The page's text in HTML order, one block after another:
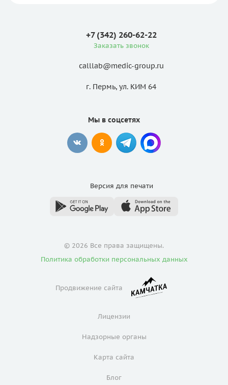
+7 (342) 260-62-22
Заказать звонок
calllab@medic-group.ru
г. Пермь, ул. КИМ 64
Мы в соцсетях
Версия для печати
© 2026 Все права защищены.
Политика обработки персональных данных
Продвижение сайта
Лицензии
Надзорные органы
Карта сайта
Блог